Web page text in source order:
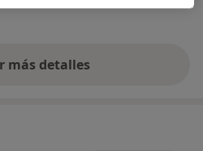
más detalles
sobre la experiencia